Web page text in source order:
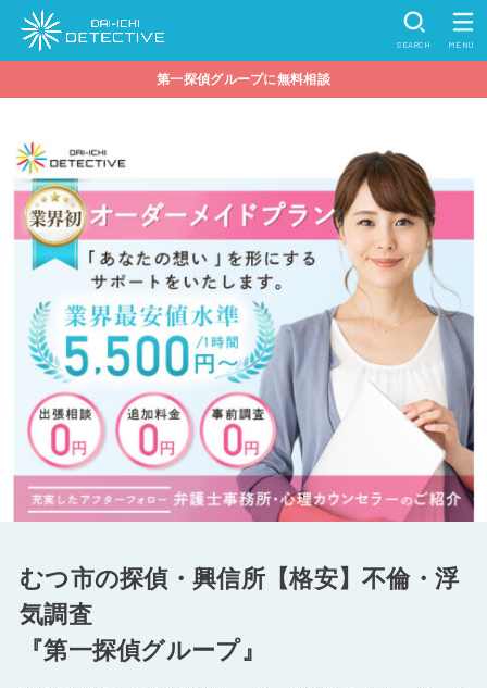
SEARCH MENU
第一探偵グループに無料相談
むつ市の探偵・興信所【格安】不倫・浮
気調査
『第一探偵グループ』